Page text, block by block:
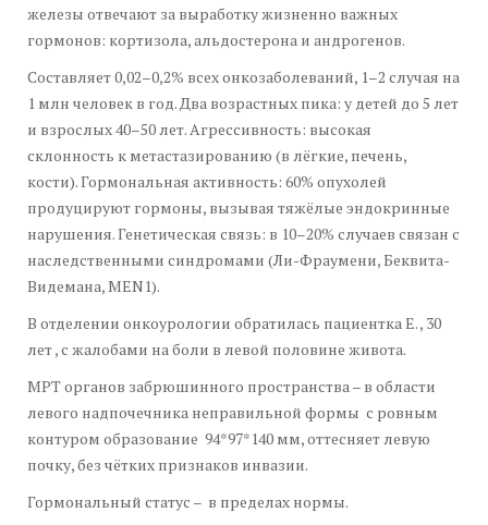
железы отвечают за выработку жизненно важных
гормонов: кортизола, альдостерона и андрогенов.
Cоставляет 0,02–0,2% всех онкозаболеваний, 1–2 случая на
1 млн человек в год. Два возрастных пика: у детей до 5 лет
и взрослых 40–50 лет. Агрессивность: высокая
склонность к метастазированию (в лёгкие, печень,
кости). Гормональная активность: 60% опухолей
продуцируют гормоны, вызывая тяжёлые эндокринные
нарушения. Генетическая связь: в 10–20% случаев связан с
наследственными синдромами (Ли-Фраумени, Беквита-
Видемана, MEN1).
В отделении онкоурологии обратилась пациентка Е. , 30
лет , с жалобами на боли в левой половине живота.
МРТ органов забрюшинного пространства – в области
левого надпочечника неправильной формы с ровным
контуром образование 94*97*140 мм, оттесняет левую
почку, без чётких признаков инвазии.
Гормональный статус – в пределах нормы.